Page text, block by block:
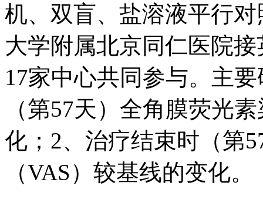
机、双盲、盐溶液平行
大学附属北京同仁医院
17家中心共同参与。主
（第57天）全角膜荧光
化；2、治疗结束时（第
（VAS）较基线的变化。